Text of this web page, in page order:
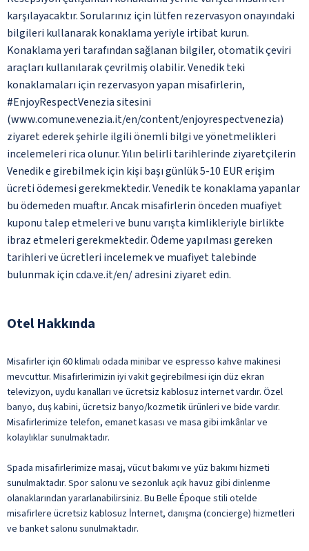
karşılayacaktır. Sorularınız için lütfen rezervasyon onayındaki
bilgileri kullanarak konaklama yeriyle irtibat kurun.
Konaklama yeri tarafından sağlanan bilgiler, otomatik çeviri
araçları kullanılarak çevrilmiş olabilir. Venedik teki
konaklamaları için rezervasyon yapan misafirlerin,
#EnjoyRespectVenezia sitesini
(www.comune.venezia.it/en/content/enjoyrespectvenezia)
ziyaret ederek şehirle ilgili önemli bilgi ve yönetmelikleri
incelemeleri rica olunur. Yılın belirli tarihlerinde ziyaretçilerin
Venedik e girebilmek için kişi başı günlük 5-10 EUR erişim
ücreti ödemesi gerekmektedir. Venedik te konaklama yapanlar
bu ödemeden muaftır. Ancak misafirlerin önceden muafiyet
kuponu talep etmeleri ve bunu varışta kimlikleriyle birlikte
ibraz etmeleri gerekmektedir. Ödeme yapılması gereken
tarihleri ve ücretleri incelemek ve muafiyet talebinde
bulunmak için cda.ve.it/en/ adresini ziyaret edin.
Otel Hakkında
Misafirler için 60 klimalı odada minibar ve espresso kahve makinesi
mevcuttur. Misafirlerimizin iyi vakit geçirebilmesi için düz ekran
televizyon, uydu kanalları ve ücretsiz kablosuz internet vardır. Özel
banyo, duş kabini, ücretsiz banyo/kozmetik ürünleri ve bide vardır.
Misafirlerimize telefon, emanet kasası ve masa gibi imkânlar ve
kolaylıklar sunulmaktadır.
Spada misafirlerimize masaj, vücut bakımı ve yüz bakımı hizmeti
sunulmaktadır. Spor salonu ve sezonluk açık havuz gibi dinlenme
olanaklarından yararlanabilirsiniz. Bu Belle Époque stili otelde
misafirlere ücretsiz kablosuz İnternet, danışma (concierge) hizmetleri
ve banket salonu sunulmaktadır.